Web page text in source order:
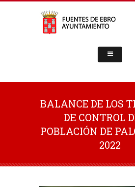
BALANCE DE LOS
DE CONTROL
POBLACIÓN DE
2022